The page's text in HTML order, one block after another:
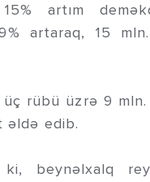
15% artım
artaraq, 15
rübü üzrə 9
əldə edib.
beynəlxalq